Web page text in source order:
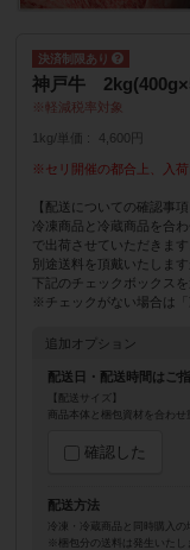
神戸牛
軽減税率対象
1kg/単価 4,600円
※セリ開催の都合上、入荷
【配送についての確認事項
冷凍商品と冷蔵商品を合
で出荷させていただきます
別途送料を頂戴いたしま
下記のチェックボックス
※チェックがない場合は「
追加オプション
配送日・配送時間はご
【配送サイズ】
商品本体と梱包資材を合わせ
確認した
配送方法
冷凍・冷蔵商品と同時購入の
※梱包分の送料は発生いたし